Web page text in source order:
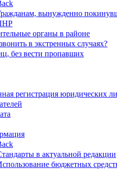
вынужденно
органы в районе
в экстренных случаях?
без вести пропавших
регистрация юридических
в актуальной редакции
бюджетных